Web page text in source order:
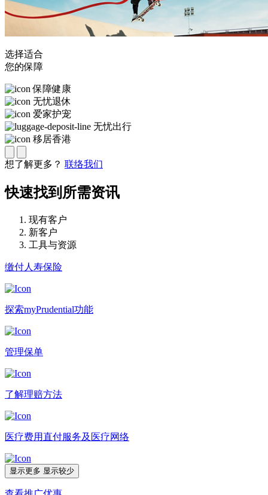
选择适合
您的保障
保障健康
无忧退休
爱家护宠
无忧出行
移居香港
想了解更多？ 联络我们
快速找到 所需资讯
现有客户
新客户
工具与资源
缴付人寿保险
探索myPrudential​功能
管理保单
了解理赔方法​
医疗费用直付服务及医疗网络
显示更多 显示较少